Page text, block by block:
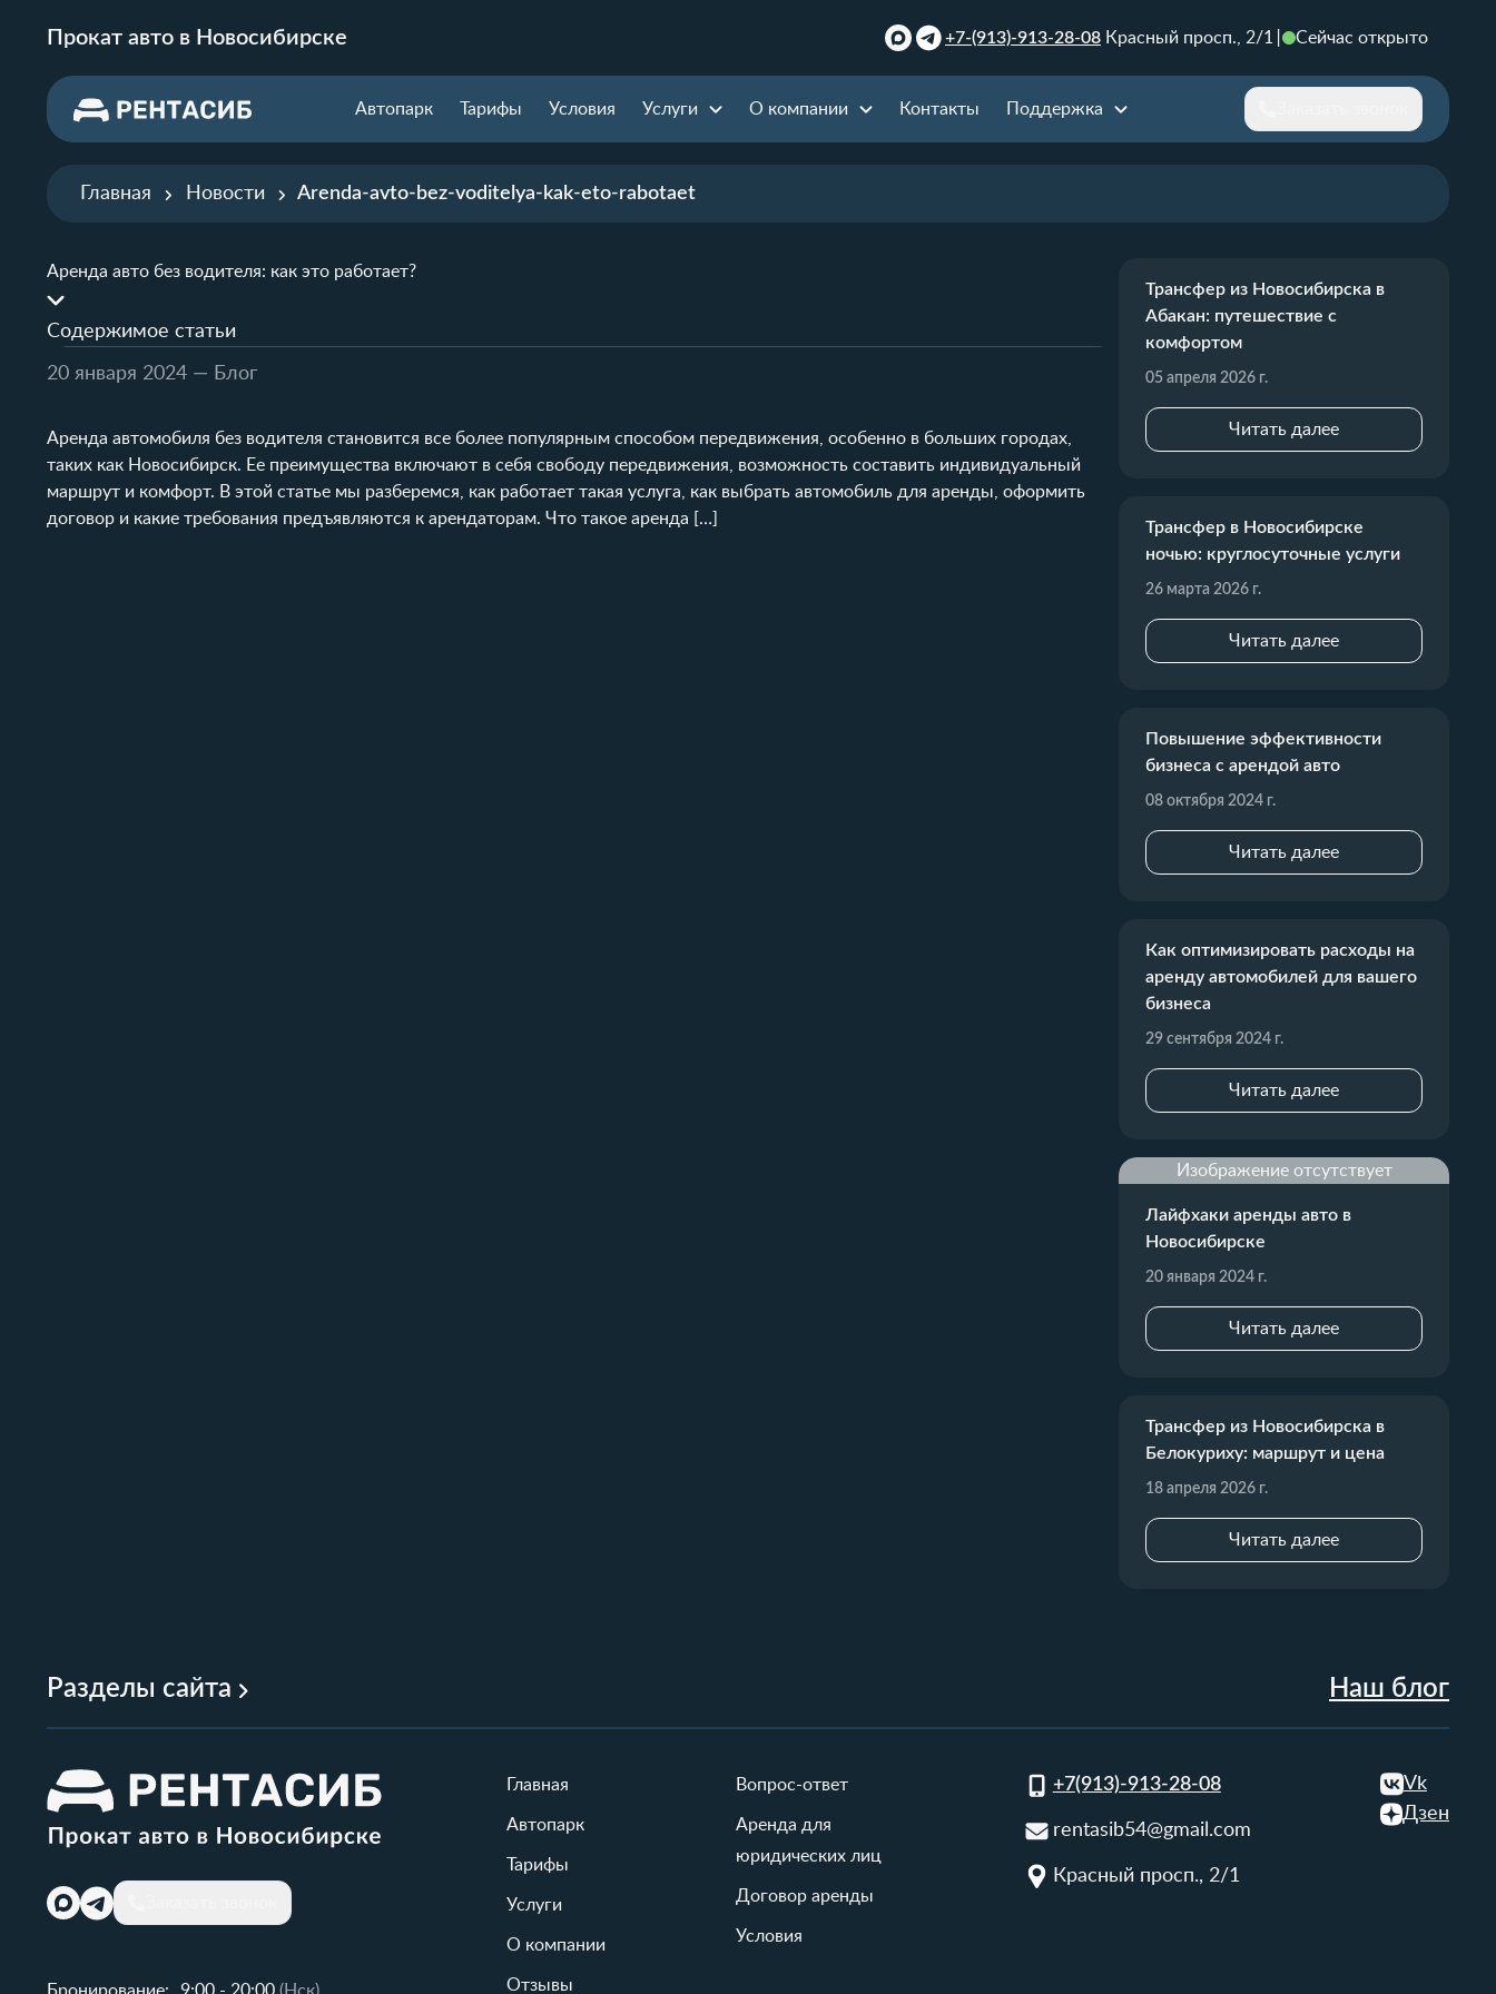
Прокат авто в Новосибирске +7-(913)-913-28-08 Красный просп., 2/1 Сейчас открыто
Автопарк Тарифы Условия Услуги О компании Контакты Поддержка
Главная Новости Arenda-avto-bez-voditelya-kak-eto-rabotaet
Аренда авто без водителя: как это работает?
Содержимое статьи
20 января 2024 — Блог
Аренда автомобиля без водителя становится все более популярным способом передвижения, особенно в больших городах,
таких как Новосибирск. Ее преимущества включают в себя свободу передвижения, возможность составить индивидуальный
маршрут и комфорт. В этой статье мы разберемся, как работает такая услуга, как выбрать автомобиль для аренды, оформить
договор и какие требования предъявляются к арендаторам. Что такое аренда […]
Трансфер из Новосибирска в
Абакан: путешествие с
комфортом
05 апреля 2026 г.
Читать далее
Трансфер в Новосибирске
ночью: круглосуточные услуги
26 марта 2026 г.
Читать далее
Повышение эффективности
бизнеса с арендой авто
08 октября 2024 г.
Читать далее
Как оптимизировать расходы на
аренду автомобилей для вашего
бизнеса
29 сентября 2024 г.
Читать далее
Изображение отсутствует
Лайфхаки аренды авто в
Новосибирске
20 января 2024 г.
Читать далее
Трансфер из Новосибирска в
Белокуриху: маршрут и цена
18 апреля 2026 г.
Читать далее
Разделы сайта Наш блог
Главная
Автопарк
Тарифы
Услуги
О компании
Отзывы
Вопрос-ответ
Аренда для
юридических лиц
Договор аренды
Условия
+7(913)-913-28-08
rentasib54@gmail.com
Красный просп., 2/1
Vk
Дзен